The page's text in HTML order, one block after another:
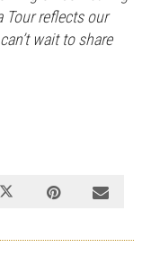
Tour reflects our
wait to share